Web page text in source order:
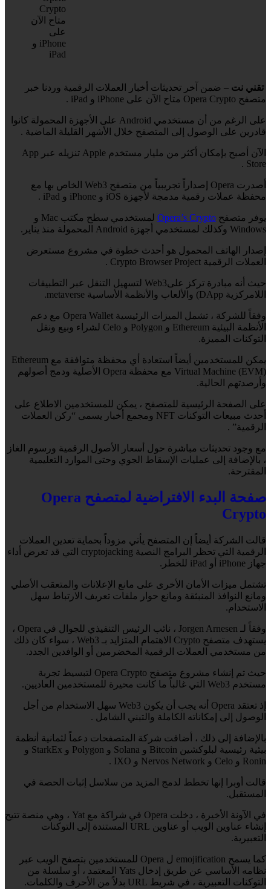
Crypto
متاح الآن
على
iPhone و
iPad
تقني نت – ضمن آخر تحديثات أخبار العملات الرقمية وردنا خبر
متصفح Opera Crypto متاح الآن على iPhone و iPad .
على الرغم من أن مستخدمي Android على الأجهزة المحمولة كانوا
قادرين على الوصول إلى المتصفح خلال الأشهر القليلة الماضية .
الآن أصبح بإمكان أكثر من مليار مستخدم Apple تنزيله عبر App
Store .
أصدرت Opera إصداراً تجريبياً من متصفح Web3 الخاص بها مع
محفظة عملات رقمية مدمجة لأجهزة iOS و iPhone و iPad .
يوفر متصفح Opera’s Crypto
لمستخدمي سطح مكتب Mac و
Windows وكذلك لمستخدمي أجهزة Android المحمولة منذ يناير.
إصدار الهاتف المحمول هو أحدث خطوة في مشروع مستعرض
العملات الرقمية Crypto Browser Project .
حيث أنه مبادرة تركز علىWeb3 لتسهيل التنقل عبر التطبيقات
اللامركزية DApp) والألعاب والأنظمة الأساسية metaverse.
وفقاً للشركة ، تشمل الميزات الرئيسية Opera Wallet مع دعم
الأنظمة البيئية Ethereum و Polygon و Celo لشراء وبيع ونقل
التوكنات المميزة.
يمكن للمستخدمين أيضاً استعادة أي محفظة متوافقة مع Ethereum
Virtual Machine (EVM) مع محفظة Opera الأصلية ودمج أصولهم
وأرصدتهم الحالية.
على الصفحة الرئيسية للمتصفح ، يمكن للمستخدمين الاطلاع على
أحدث مبيعات التوكنات NFT ومجمع أخبار يسمى “ركن العملات
الرقمية” .
مع وجود تحديثات مباشرة حول أسعار الأصول الرقمية ورسوم الغاز
، بالإضافة إلى عمليات الإسقاط الجوي وحتى الموارد التعليمية
المقترحة.
صفحة البدء الافتراضية لمتصفح Opera
Crypto
قالت الشركة أيضاً إن المتصفح يأتي مزوداً بحماية تعدين العملات
الرقمية التي تحظر البرامج النصية cryptojacking التي قد تعرض أداء
جهاز iPhone أو iPad للخطر.
تشتمل ميزات الأمان الأخرى على مانع الإعلانات والمتعقب الأصلي
ومانع النوافذ المنبثقة ومانع حوار ملفات تعريف الارتباط سهل
الاستخدام.
وفقاً لـ Jorgen Arnesen ، نائب الرئيس التنفيذي للجوال في Opera ،
يستهدف متصفح Crypto الاهتمام المتزايد بـ Web3 ، سواء كان ذلك
من مستخدمي العملات الرقمية المخضرمين أو الوافدين الجدد.
حيث تم إنشاء مشروع متصفح Opera Crypto لتبسيط تجربة
مستخدم Web3 التي غالباً ما كانت محيرة للمستخدمين العاديين.
إذ تعتقد Opera أنه يجب أن يكون Web3 سهل الاستخدام من أجل
الوصول إلى إمكاناته الكاملة والتبني الشامل .
بالإضافة إلى ذلك ، أضافت شركة المتصفحات دعماً لثمانية أنظمة
بيئية رئيسية لبلوكشين Bitcoin و Solana و Polygon و StarkEx و
Ronin و Celo و Nervos Network و IXO .
قالت أوبرا إنها تخطط لدمج المزيد من سلاسل إثبات الحصة في
المستقبل.
في الآونة الأخيرة ، دخلت Opera في شراكة مع Yat ، وهي منصة تتيح
إنشاء عناوين الويب أو عناوين URL المستندة إلى التوكنات
التعبيرية.
كما يسمح emojification ل Opera للمستخدمين بتصفح الويب عبر
نظامه الأساسي عن طريق إدخال Yats المعتمد ، أو سلسلة من
التوكنات التعبيرية ، في شريط URL بدلاً من الأحرف والكلمات.